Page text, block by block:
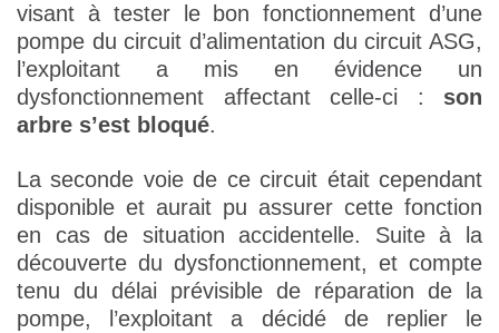
visant à tester le bon fonctionnement d’une
pompe du circuit d’alimentation du circuit ASG,
l’exploitant a mis en évidence un
dysfonctionnement affectant celle-ci : son
arbre s’est bloqué.
La seconde voie de ce circuit était cependant
disponible et aurait pu assurer cette fonction
en cas de situation accidentelle. Suite à la
découverte du dysfonctionnement, et compte
tenu du délai prévisible de réparation de la
pompe, l’exploitant a décidé de replier le